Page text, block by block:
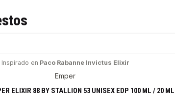
Inspirado en Paco Rabanne Invictus Elixir
Emper
ELIXIR 88 BY STALLION 53 UNISEX EDP 100 ML / 20 ML